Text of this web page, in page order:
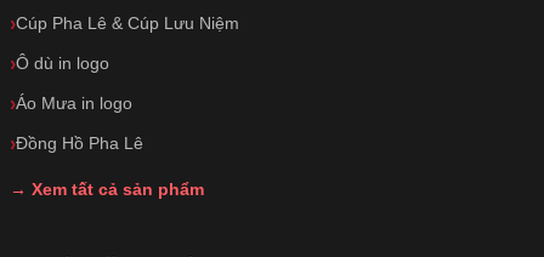
Cúp Pha Lê & Cúp Lưu Niệm
Ô dù in logo
Áo Mưa in logo
Đồng Hồ Pha Lê
→ Xem tất cả sản phẩm